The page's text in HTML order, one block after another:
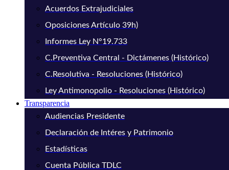
Acuerdos Extrajudiciales
Oposiciones Artículo 39h)
Informes Ley N°19.733
C.Preventiva Central - Dictámenes (Histórico)
C.Resolutiva - Resoluciones (Histórico)
Ley Antimonopolio - Resoluciones (Histórico)
Transparencia
Audiencias Presidente
Declaración de Intéres y Patrimonio
Estadísticas
Cuenta Pública TDLC